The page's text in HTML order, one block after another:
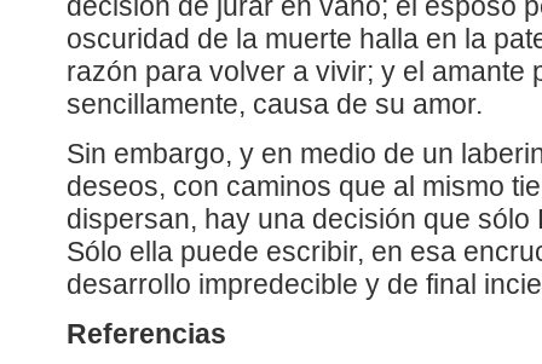
decisión de jurar en vano; el esposo
oscuridad de la muerte halla en la
razón para volver a vivir; y el amante
sencillamente, causa de su amor.
Sin embargo, y en medio de un
deseos, con caminos que al mismo
dispersan, hay una decisión que sólo
Sólo ella puede escribir, en esa
desarrollo impredecible y de final
Referencias